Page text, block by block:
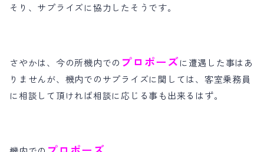
そり、サプライズに協力したそうです。
さやかは、今の所機内での プロポーズに遭遇した事はあ
りませんが、機内でのサプライズに関しては、客室乗務員
に相談して頂ければ相談に応じる事も出来るはず。